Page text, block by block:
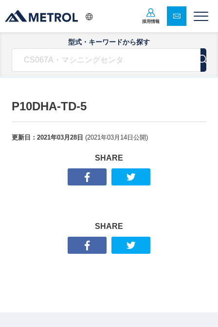
採用情報
型式・キーワードから探す
P10DHA-TD-5
更新日： 2021年03月28日 (2021年03月14日 公開)
SHARE
SHARE